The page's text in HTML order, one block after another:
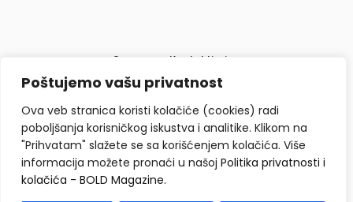
Poštujemo vašu privatnost
Ova veb stranica koristi kolačiće (cookies) radi
poboljšanja korisničkog iskustva i analitike. Klikom na
"Prihvatam" slažete se sa korišćenjem kolačića. Više
informacija možete pronaći u našoj Politika privatnosti i
kolačića - BOLD Magazine.
O nama Kontaktiraj nas
Politika privatnosti i kolačića